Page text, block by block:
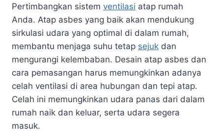
Pertimbangkan sistem ventilasi atap rumah
Anda. Atap asbes yang baik akan mendukung
sirkulasi udara yang optimal di dalam rumah,
membantu menjaga suhu tetap sejuk dan
mengurangi kelembaban. Desain atap asbes dan
cara pemasangan harus memungkinkan adanya
celah ventilasi di area hubungan dan tepi atap.
Celah ini memungkinkan udara panas dari dalam
rumah naik dan keluar, serta udara segera
masuk.